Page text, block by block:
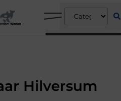
Hilversum